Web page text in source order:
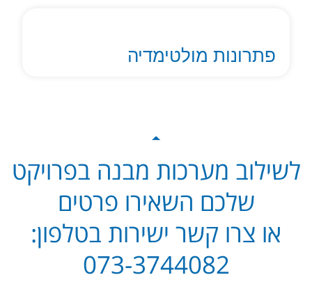
פתרונות מולטימדיה
לשילוב מערכות מבנה בפרויקט
שלכם השאירו פרטים
או צרו קשר ישירות בטלפון:
073-3744082